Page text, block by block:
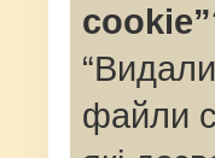
файли